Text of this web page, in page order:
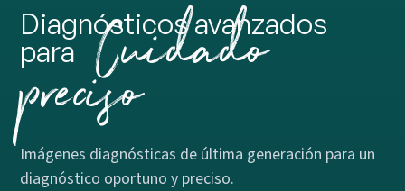
Diagnósticos avanzados
paraCuidado
preciso
Imágenes diagnósticas de última generación para un
diagnóstico oportuno y preciso.